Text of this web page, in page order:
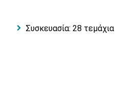
Συσκευασία: 28 τεμάχια